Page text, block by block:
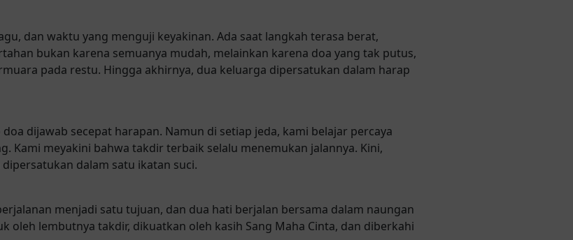
dan waktu yang menguji keyakinan. Ada saat langkah terasa berat,
bukan karena semuanya mudah, melainkan karena doa yang tak putus,
pada restu. Hingga akhirnya, dua keluarga dipersatukan dalam harap
dijawab secepat harapan. Namun di setiap jeda, kami belajar percaya
Kami meyakini bahwa takdir terbaik selalu menemukan jalannya. Kini,
dalam satu ikatan suci.
menjadi satu tujuan, dan dua hati berjalan bersama dalam naungan
oleh lembutnya takdir, dikuatkan oleh kasih Sang Maha Cinta, dan diberkahi